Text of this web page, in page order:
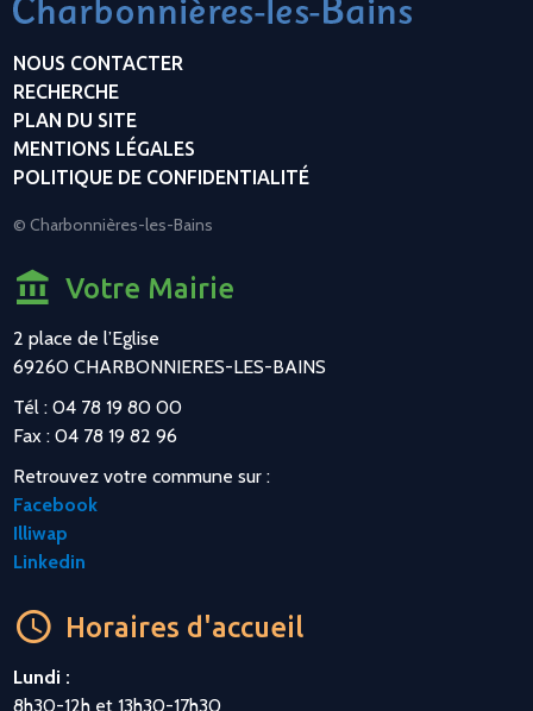
NOUS CONTACTER
RECHERCHE
PLAN DU SITE
MENTIONS LÉGALES
POLITIQUE DE CONFIDENTIALITÉ
© Charbonnières-les-Bains
Votre Mairie
2 place de l’Eglise
69260 CHARBONNIERES-LES-BAINS
Tél : 04 78 19 80 00
Fax : 04 78 19 82 96
Retrouvez votre commune sur :
Facebook
Illiwap
Linkedin
Horaires d'accueil
Lundi :
8h30-12h et 13h30-17h30